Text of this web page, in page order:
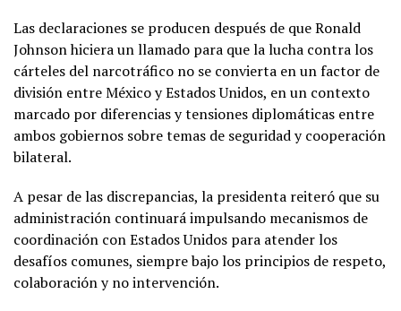
Las declaraciones se producen después de que Ronald
Johnson hiciera un llamado para que la lucha contra los
cárteles del narcotráfico no se convierta en un factor de
división entre México y Estados Unidos, en un contexto
marcado por diferencias y tensiones diplomáticas entre
ambos gobiernos sobre temas de seguridad y cooperación
bilateral.
A pesar de las discrepancias, la presidenta reiteró que su
administración continuará impulsando mecanismos de
coordinación con Estados Unidos para atender los
desafíos comunes, siempre bajo los principios de respeto,
colaboración y no intervención.